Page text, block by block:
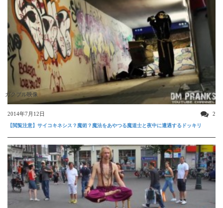
ガクブル映像
2014年7月12日 2
【閲覧注意】サイコキネシス？魔術？魔法をあやつる魔道士と夜中に遭遇するドッキリ